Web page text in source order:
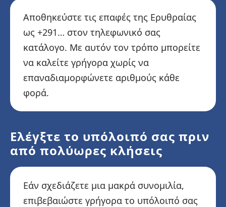
Αποθηκεύστε τις επαφές της Ερυθραίας
ως +291… στον τηλεφωνικό σας
κατάλογο. Με αυτόν τον τρόπο μπορείτε
να καλείτε γρήγορα χωρίς να
επαναδιαμορφώνετε αριθμούς κάθε
φορά.
Ελέγξτε το υπόλοιπό σας πριν
από πολύωρες κλήσεις
Εάν σχεδιάζετε μια μακρά συνομιλία,
επιβεβαιώστε γρήγορα το υπόλοιπό σας